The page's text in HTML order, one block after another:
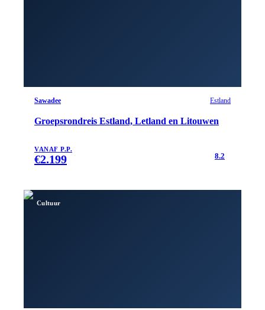
Sawadee Estland
Groepsrondreis Estland, Letland en Litouwen
VANAF P.P.
€2.199 8.2
Cultuur